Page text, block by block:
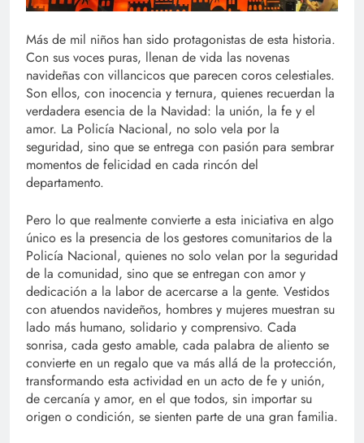
Más de mil niños han sido protagonistas de esta historia.
Con sus voces puras, llenan de vida las novenas
navideñas con villancicos que parecen coros celestiales.
Son ellos, con inocencia y ternura, quienes recuerdan la
verdadera esencia de la Navidad: la unión, la fe y el
amor. La Policía Nacional, no solo vela por la
seguridad, sino que se entrega con pasión para sembrar
momentos de felicidad en cada rincón del
departamento.
Pero lo que realmente convierte a esta iniciativa en algo
único es la presencia de los gestores comunitarios de la
Policía Nacional, quienes no solo velan por la seguridad
de la comunidad, sino que se entregan con amor y
dedicación a la labor de acercarse a la gente. Vestidos
con atuendos navideños, hombres y mujeres muestran su
lado más humano, solidario y comprensivo. Cada
sonrisa, cada gesto amable, cada palabra de aliento se
convierte en un regalo que va más allá de la protección,
transformando esta actividad en un acto de fe y unión,
de cercanía y amor, en el que todos, sin importar su
origen o condición, se sienten parte de una gran familia.